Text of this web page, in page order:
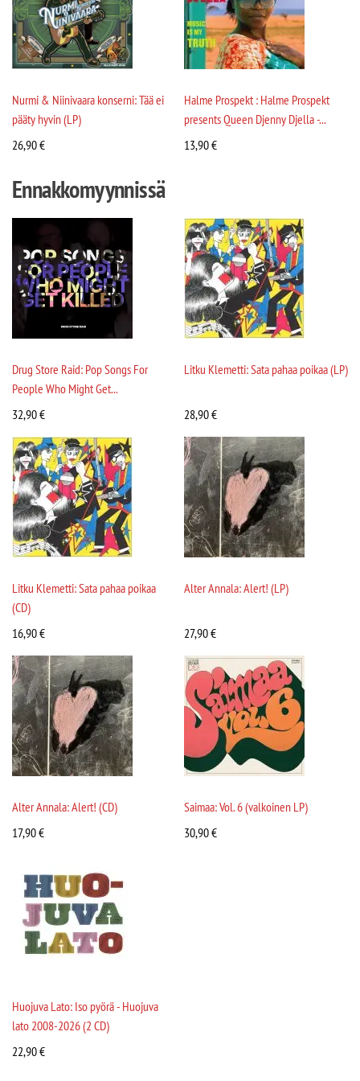
Nurmi & Niinivaara konserni: Tää ei
pääty hyvin (LP)
26,90€
Halme Prospekt : Halme Prospekt
presents Queen Djenny Djella -...
13,90€
Ennakkomyynnissä
Drug Store Raid: Pop Songs For
People Who Might Get...
32,90€
Litku Klemetti: Sata pahaa poikaa (LP)
28,90€
Litku Klemetti: Sata pahaa poikaa
(CD)
16,90€
Alter Annala: Alert! (LP)
27,90€
Alter Annala: Alert! (CD)
17,90€
Saimaa: Vol. 6 (valkoinen LP)
30,90€
Huojuva Lato: Iso pyörä - Huojuva
lato 2008-2026 (2 CD)
22,90€